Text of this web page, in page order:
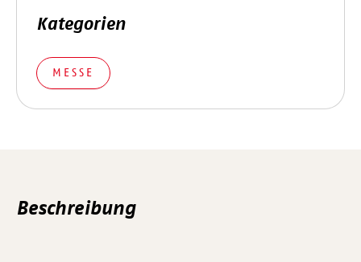
Kategorien
MESSE
Beschreibung